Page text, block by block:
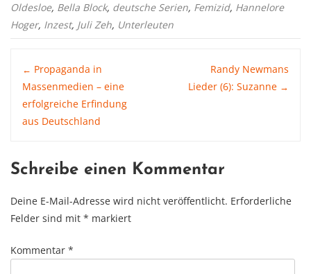
Oldesloe, Bella Block, deutsche Serien, Femizid, Hannelore
Hoger, Inzest, Juli Zeh, Unterleuten
Post
navigation
← Propaganda in
Massenmedien – eine
erfolgreiche Erfindung
aus Deutschland
Randy Newmans
Lieder (6): Suzanne →
Schreibe einen Kommentar
Deine E-Mail-Adresse wird nicht veröffentlicht. Erforderliche
Felder sind mit * markiert
Kommentar *